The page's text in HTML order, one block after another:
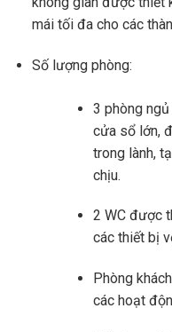
mái tối đa cho các
Số lượng phòng:
3 phòng
cửa sổ lớn,
trong lành,
chịu.
2 WC được
các thiết bị
Phòng
các hoạt